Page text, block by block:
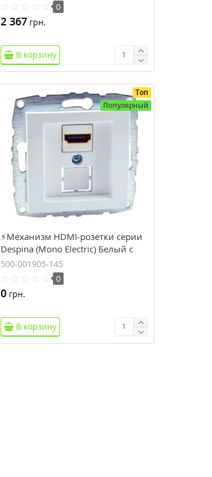
0
2 367 грн.
В корзину
Топ
Популярный
⚡Механизм HDMI-розетки серии
Despina (Mono Electric) Белый с
панелью
500-001905-145
0
0 грн.
В корзину